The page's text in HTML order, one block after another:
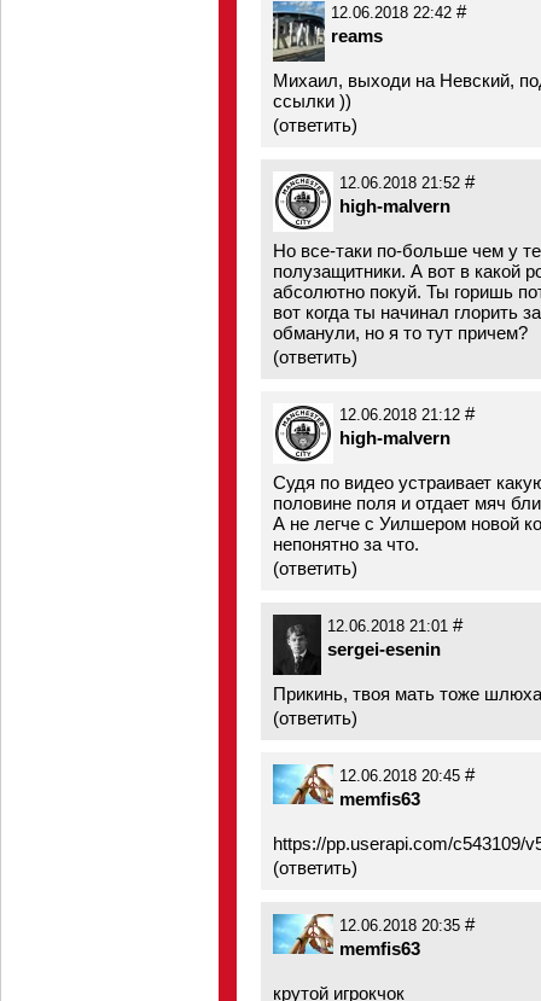
12.06.2018 22:42 #
reams
Михаил, выходи на Невский,
ссылки ))
(ответить)
12.06.2018 21:52 #
high-malvern
Но все-таки по-больше чем у
полузащитники. А вот в какой
абсолютно покуй. Ты горишь
вот когда ты начинал глорить
обманули, но я то тут причем?
(ответить)
12.06.2018 21:12 #
high-malvern
Судя по видео устраивает
половине поля и отдает мяч
А не легче с Уилшером новой
непонятно за что.
(ответить)
12.06.2018 21:01 #
sergei-esenin
Прикинь, твоя мать тоже
(ответить)
12.06.2018 20:45 #
memfis63
https://pp.userapi.com/c543109/
(ответить)
12.06.2018 20:35 #
memfis63
крутой игрокчок